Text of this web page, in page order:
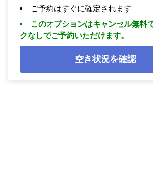
ご予約はすぐに確定されます
このオプションはキャンセル無料
クなしでご予約いただけます。
空き状況を確認